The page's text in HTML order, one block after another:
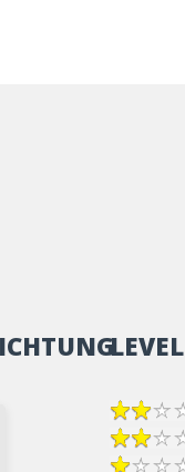
LEVEL